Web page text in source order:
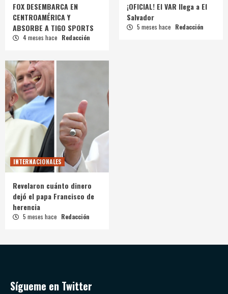
FOX DESEMBARCA EN
CENTROAMÉRICA Y
ABSORBE A TIGO SPORTS
4 meses hace Redacción
¡OFICIAL! El VAR llega a El
Salvador
5 meses hace Redacción
INTERNACIONALES
Revelaron cuánto dinero
dejó el papa Francisco de
herencia
5 meses hace Redacción
Sígueme en Twitter